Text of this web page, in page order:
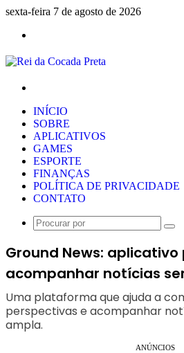
sexta-feira 7 de agosto de 2026
INÍCIO
SOBRE
APLICATIVOS
GAMES
ESPORTE
FINANÇAS
POLÍTICA DE PRIVACIDADE
CONTATO
Ground News: aplicativo
acompanhar notícias
Uma plataforma que ajuda a
perspectivas e acompanhar
ampla.
ANÚNCIOS